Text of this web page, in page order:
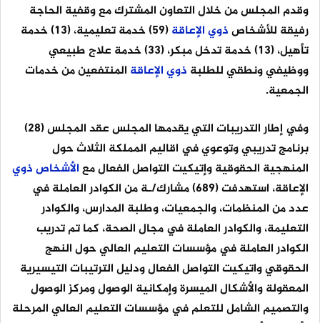
وقدم المجلس من خلال التعاون المشترك مع وقفية الحاجة
رفيقة للأشخاصذويالإعاقة
(59) خدمة تعليمية، (13) خدمة
تأهيل، (13) خدمة تدخل مبكر، (33) خدمة علاج طبيعي
ووظيفي ونطقي للطلبة ذويالإعاقة المنتفعين من خدمات
الجمعية.
وفي إطار التدريبات التي يقدمها المجلس عقد المجلس (28)
برنامج تدريبي وتوعوي في اقاليم المملكة الثلاث حول
المنهجية الحقوقية وإتيكيت التواصل الفعال معالأشخاصذوي
الإعاقة، استهدفت (689) مشارك/ـة من الكوادر العاملة في
عدد من المنظمات، والجمعيات، وطلبة المدارس، والكوادر
التعليمة، والكوادر العاملة في مجال الصحة، كما تم تدريب
الكوادر العاملة في مؤسسات التعليم العالي حول النهج
الحقوقي واتيكيت التواصل الفعال ودليل الترتيبات التيسيرية
المعقولة والأشكال الميسرة وإمكانية الوصول ومركز الوصول
والتصميم الشامل للتعلم في مؤسسات التعليم العالي المرحلة